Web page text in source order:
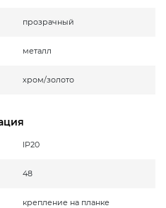
прозрачный
металл
хром/золото
IP20
48
крепление на планке